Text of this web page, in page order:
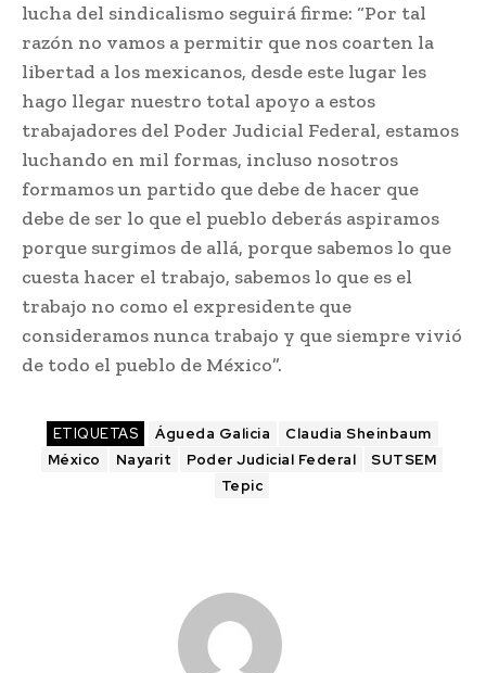
lucha del sindicalismo seguirá firme: “Por tal
razón no vamos a permitir que nos coarten la
libertad a los mexicanos, desde este lugar les
hago llegar nuestro total apoyo a estos
trabajadores del Poder Judicial Federal, estamos
luchando en mil formas, incluso nosotros
formamos un partido que debe de hacer que
debe de ser lo que el pueblo deberás aspiramos
porque surgimos de allá, porque sabemos lo que
cuesta hacer el trabajo, sabemos lo que es el
trabajo no como el expresidente que
consideramos nunca trabajo y que siempre vivió
de todo el pueblo de México”.
ETIQUETAS Águeda Galicia
Claudia Sheinbaum
México
Nayarit Poder Judicial Federal
SUTSEM
Tepic